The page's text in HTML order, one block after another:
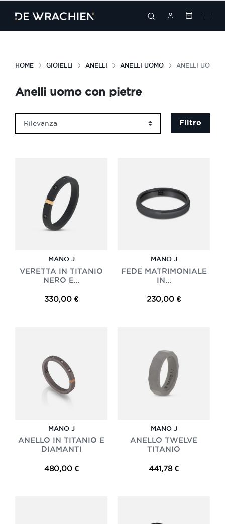
search
HOME GIOIELLI ANELLI ANELLI UOMO ANELLI UOMO
Anelli uomo con pietre
Filtro
MANO J
VERETTA IN TITANIO
NERO E...
330,00 €
MANO J
FEDE MATRIMONIALE
IN...
230,00 €
MANO J
ANELLO IN TITANIO E
DIAMANTI
480,00 €
MANO J
ANELLO TWELVE
TITANIO
441,78 €